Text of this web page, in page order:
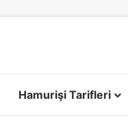
Hamurişi Tarifleri